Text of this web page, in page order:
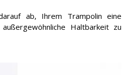
ab, Ihrem Trampolin eine
Haltbarkeit zu